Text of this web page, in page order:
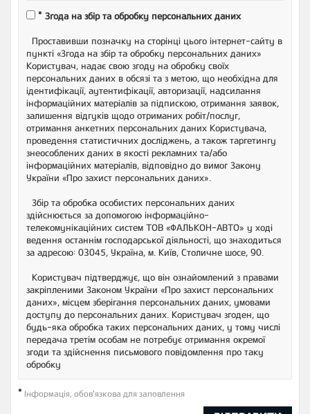
* Згода на збір та обробку персональних даних
Проставивши позначку на сторінці цього інтернет-сайту в
пункті «Згода на збір та обробку персональних даних»
Користувач, надає свою згоду на обробку своїх
персональних даних в обсязі та з метою, що необхідна для
ідентифікації, аутентифікації, авторизації, надсилання
інформаційних матеріалів за підпискою, отримання заявок,
залишення відгуків щодо отриманих робіт/послуг,
отримання анкетних персональних даних Користувача,
проведення статистичних досліджень, а також таргетингу
знеособлених даних в якості рекламних та/або
інформаційних матеріалів, відповідно до вимог Закону
України «Про захист персональних даних».
Збір та обробка особистих персональних даних
здійснюється за допомогою інформаційно-
телекомунікаційних систем ТОВ «ФАЛЬКОН-АВТО» у ході
ведення останнім господарської діяльності, що знаходиться
за адресою: 03045, Україна, м. Київ, Столичне шосе, 90.
Користувач підтверджує, що він ознайомлений з правами
закріпленими Законом України «Про захист персональних
даних», місцем зберігання персональних даних, умовами
доступу до персональних даних. Користувач згоден, що
будь-яка обробка таких персональних даних, у тому числі
передача третім особам не потребує отримання окремої
згоди та здійснення письмового повідомлення про таку
обробку
* Інформація, обов'язкова для заповлення